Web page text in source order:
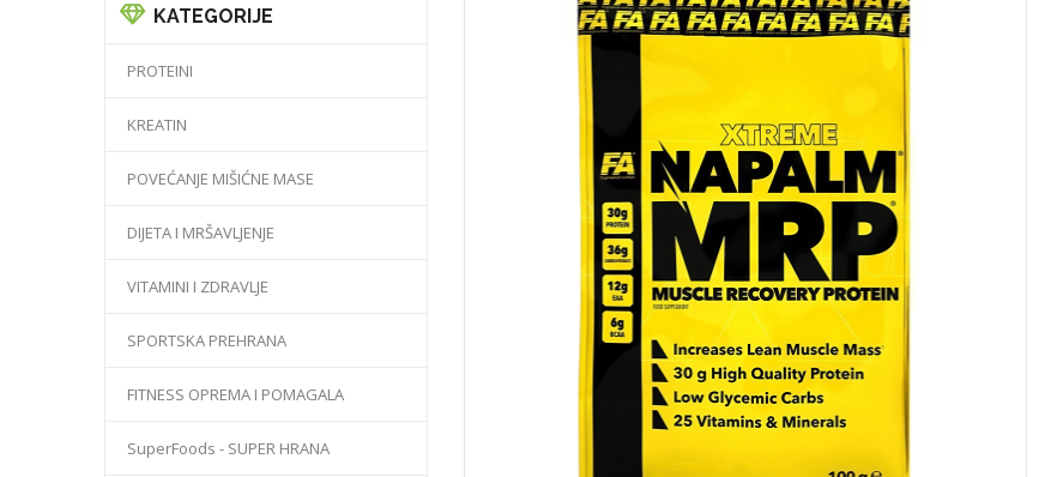
KATEGORIJE
PROTEINI
KREATIN
POVEĆANJE MIŠIĆNE MASE
DIJETA I MRŠAVLJENJE
VITAMINI I ZDRAVLJE
SPORTSKA PREHRANA
FITNESS OPREMA I POMAGALA
SuperFoods - SUPER HRANA